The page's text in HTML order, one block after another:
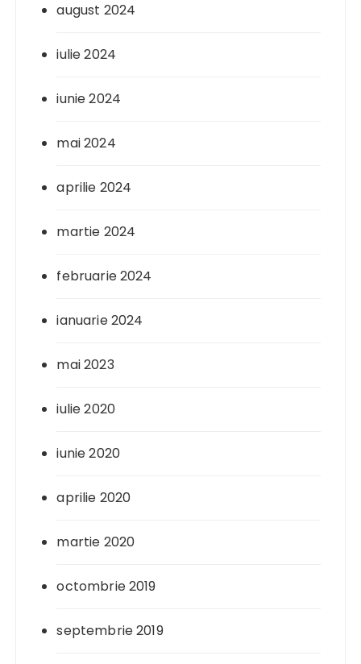
august 2024
iulie 2024
iunie 2024
mai 2024
aprilie 2024
martie 2024
februarie 2024
ianuarie 2024
mai 2023
iulie 2020
iunie 2020
aprilie 2020
martie 2020
octombrie 2019
septembrie 2019